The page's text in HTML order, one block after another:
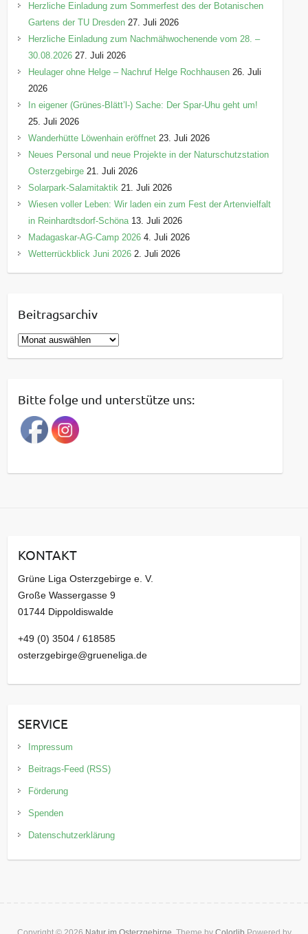
Herzliche Einladung zum Sommerfest des der Botanischen
Gartens der TU Dresden 27. Juli 2026
Herzliche Einladung zum Nachmähwochenende vom 28. –
30.08.2026 27. Juli 2026
Heulager ohne Helge – Nachruf Helge Rochhausen 26. Juli
2026
In eigener (Grünes-Blätt’l-) Sache: Der Spar-Uhu geht um!
25. Juli 2026
Wanderhütte Löwenhain eröffnet 23. Juli 2026
Neues Personal und neue Projekte in der Naturschutzstation
Osterzgebirge 21. Juli 2026
Solarpark-Salamitaktik 21. Juli 2026
Wiesen voller Leben: Wir laden ein zum Fest der Artenvielfalt
in Reinhardtsdorf-Schöna 13. Juli 2026
Madagaskar-AG-Camp 2026 4. Juli 2026
Wetterrückblick Juni 2026 2. Juli 2026
Beitragsarchiv
B
e
r
a
g
a
v
Bitte folge und unterstütze uns:
KONTAKT
Grüne Liga Osterzgebirge e. V.
Große Wassergasse 9
01744 Dippoldiswalde
+49 (0) 3504 / 618585
osterzgebirge@grueneliga.de
SERVICE
Impressum
Beitrags-Feed (RSS)
Förderung
Spenden
Datenschutzerklärung